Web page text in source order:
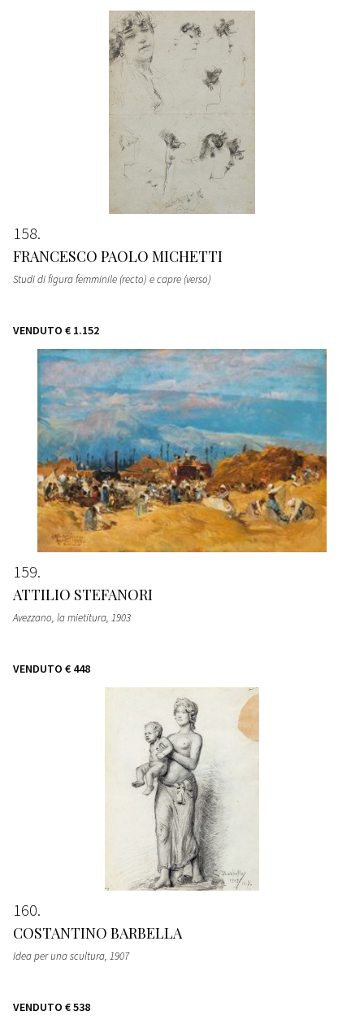
158
FRANCESCO PAOLO MICHETTI
Studi di figura femminile (recto) e capre (verso)
VENDUTO € 1.152
159
ATTILIO STEFANORI
Avezzano, la mietitura, 1903
VENDUTO € 448
160
COSTANTINO BARBELLA
Idea per una scultura, 1907
VENDUTO € 538